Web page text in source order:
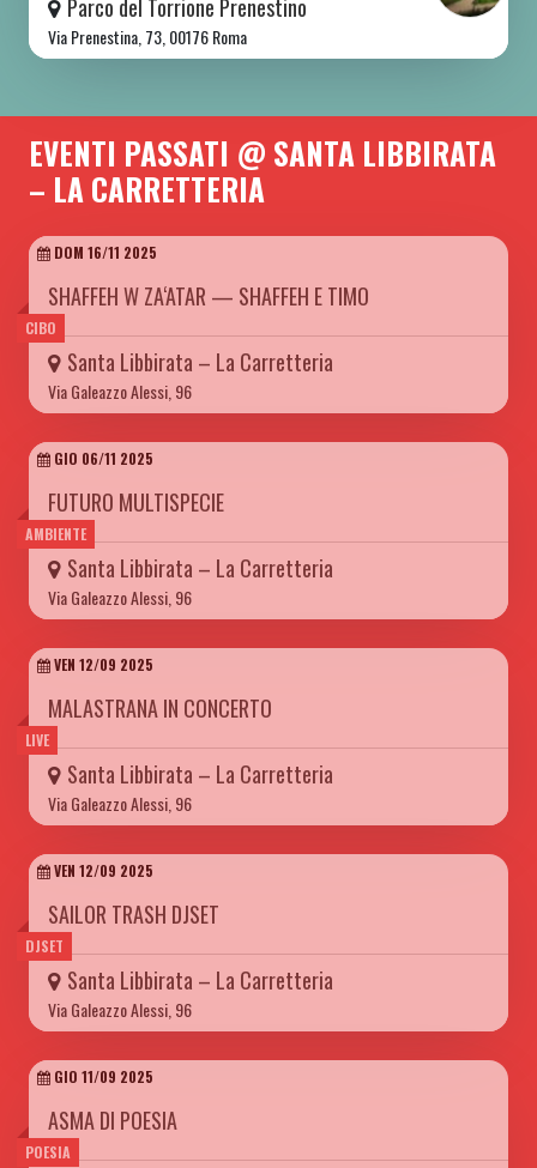
Parco del Torrione Prenestino
Via Prenestina, 73, 00176 Roma
EVENTI PASSATI @ SANTA LIBBIRATA
– LA CARRETTERIA
CIBO
DOM 16/11 2025
SHAFFEH W ZA‘ATAR — SHAFFEH E TIMO
Santa Libbirata – La Carretteria
Via Galeazzo Alessi, 96
AMBIENTE
GIO 06/11 2025
FUTURO MULTISPECIE
Santa Libbirata – La Carretteria
Via Galeazzo Alessi, 96
LIVE
VEN 12/09 2025
MALASTRANA IN CONCERTO
Santa Libbirata – La Carretteria
Via Galeazzo Alessi, 96
DJSET
VEN 12/09 2025
SAILOR TRASH DJSET
Santa Libbirata – La Carretteria
Via Galeazzo Alessi, 96
POESIA
GIO 11/09 2025
ASMA DI POESIA